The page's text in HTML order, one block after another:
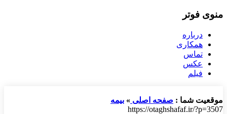
منوی فوتر
درباره
همکاری
تماس
عکس
فیلم
موقعیت شما : صفحه اصلی » بیمه
https://otaghshafaf.ir/?p=3507